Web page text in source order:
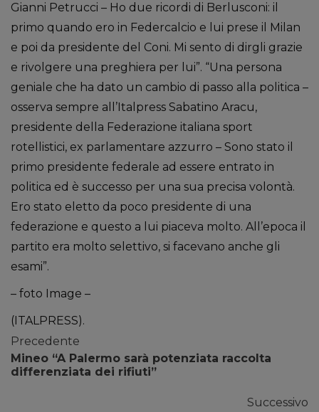
Gianni Petrucci – Ho due ricordi di Berlusconi: il
primo quando ero in Federcalcio e lui prese il Milan
e poi da presidente del Coni. Mi sento di dirgli grazie
e rivolgere una preghiera per lui”. “Una persona
geniale che ha dato un cambio di passo alla politica –
osserva sempre all’Italpress Sabatino Aracu,
presidente della Federazione italiana sport
rotellistici, ex parlamentare azzurro – Sono stato il
primo presidente federale ad essere entrato in
politica ed è successo per una sua precisa volontà.
Ero stato eletto da poco presidente di una
federazione e questo a lui piaceva molto. All’epoca il
partito era molto selettivo, si facevano anche gli
esami”.
– foto Image –
(ITALPRESS).
Precedente
Mineo “A Palermo sarà potenziata raccolta
differenziata dei rifiuti”
Successivo